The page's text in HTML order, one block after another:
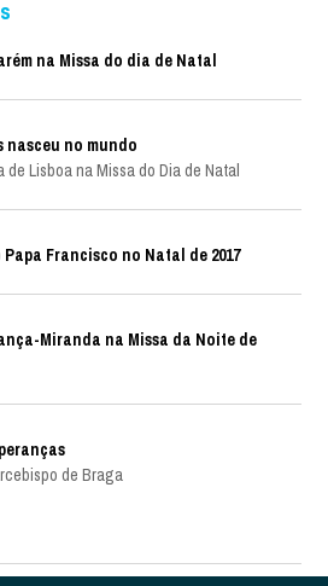
na Missa do dia de Natal
nasceu no mundo
Lisboa na Missa do Dia de Natal
Francisco no Natal de 2017
Miranda na Missa da Noite de
de Braga